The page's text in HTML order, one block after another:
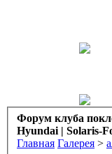
Форум клуба
Hyundai | Solaris-
Главная Галерея >